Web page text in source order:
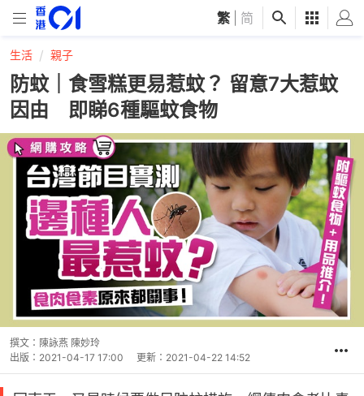
繁 简
生活 親子
防蚊｜食雪糕更易惹蚊？ 留意7大惹蚊
因由 即睇6種驅蚊食物
撰文： 陳詠燕 陳妙玲
出版： 2021-04-17 17:00 更新： 2021-04-22 14:52